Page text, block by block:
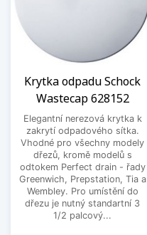
Krytka odpadu Schock
Wastecap 628152
Elegantní nerezová krytka k
zakrytí odpadového sítka.
Vhodné pro všechny modely
dřezů, kromě modelů s
odtokem Perfect drain - řady
Greenwich, Prepstation, Tia a
Wembley. Pro umístění do
dřezu je nutný standartní 3
1/2 palcový...